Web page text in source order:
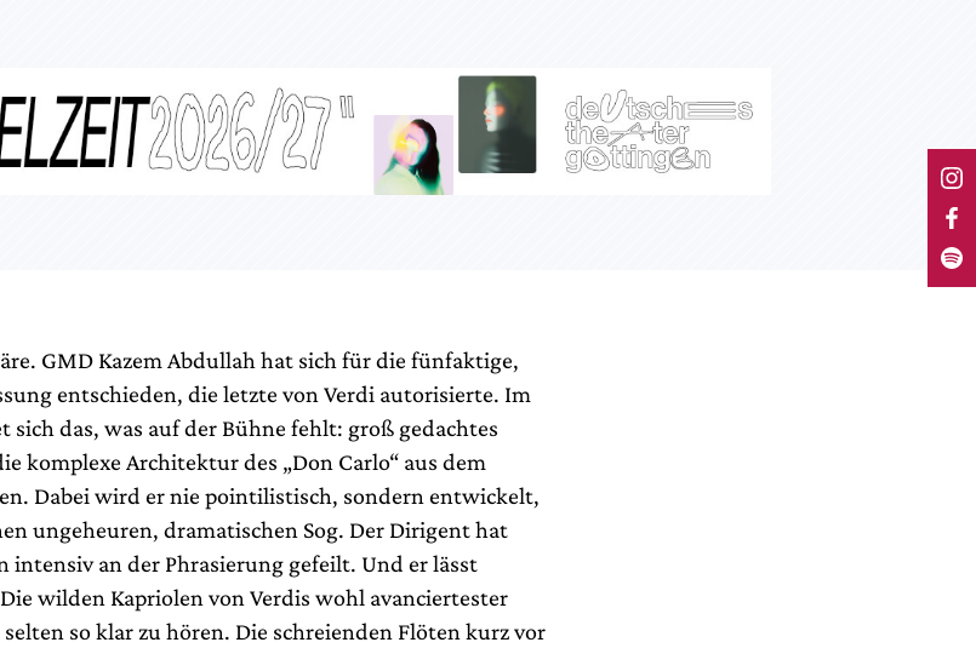
GMD Kazem Abdullah hat sich für die fünfaktige,
entschieden, die letzte von Verdi autorisierte. Im
sich das, was auf der Bühne fehlt: groß gedachtes
komplexe Architektur des „Don Carlo“ aus dem
Dabei wird er nie pointilistisch, sondern entwickelt,
ungeheuren, dramatischen Sog. Der Dirigent hat
intensiv an der Phrasierung gefeilt. Und er lässt
wilden Kapriolen von Verdis wohl avanciertester
so klar zu hören. Die schreienden Flöten kurz vor